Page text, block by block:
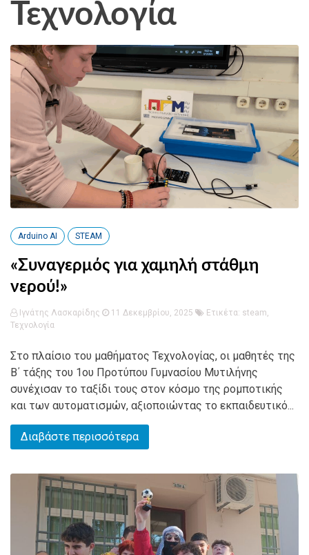
Τεχνολογία
Arduino AI STEAM
«Συναγερμός για χαμηλή στάθμη
νερού!»
Ιγνάτης Λασκαρίδης 11 Δεκεμβρίου, 2025 Ετικέτα: steam
Τεχνολογία
Στο πλαίσιο του μαθήματος Τεχνολογίας, οι μαθητές της
Β΄ τάξης του 1ου Προτύπου Γυμνασίου Μυτιλήνης
συνέχισαν το ταξίδι τους στον κόσμο της ρομποτικής
και των αυτοματισμών, αξιοποιώντας το εκπαιδευτικό...
Διαβάστε περισσότερα